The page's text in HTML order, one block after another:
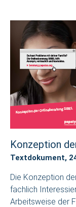
Konzeption
Textdokument,
Die Konzeption
fachlich
Arbeitsweise der